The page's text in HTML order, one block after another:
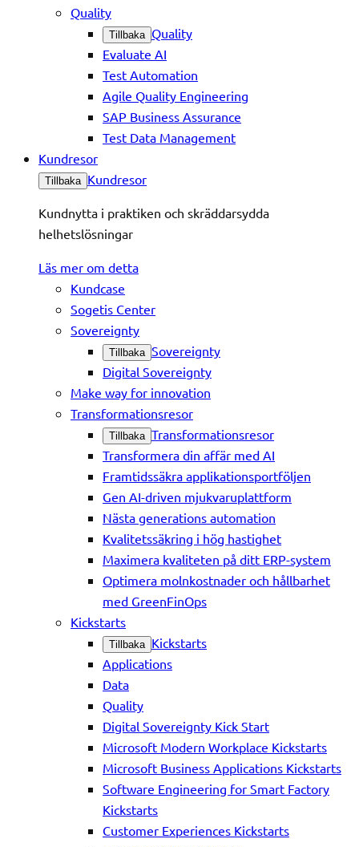
Quality
Tillbaka Quality
Evaluate AI
Test Automation
Agile Quality Engineering
SAP Business Assurance
Test Data Management
Kundresor
Tillbaka Kundresor
Kundnytta i praktiken och skräddarsydda
helhetslösningar
Läs mer om detta
Kundcase
Sogetis Center
Sovereignty
Tillbaka Sovereignty
Digital Sovereignty
Make way for innovation
Transformationsresor
Tillbaka Transformationsresor
Transformera din affär med AI
Framtidssäkra applikationsportföljen
Gen AI-driven mjukvaruplattform
Nästa generations automation
Kvalitetssäkring i hög hastighet
Maximera kvaliteten på ditt ERP-system
Optimera molnkostnader och hållbarhet
med GreenFinOps
Kickstarts
Tillbaka Kickstarts
Applications
Data
Quality
Digital Sovereignty Kick Start
Microsoft Modern Workplace Kickstarts
Microsoft Business Applications Kickstarts
Software Engineering for Smart Factory
Kickstarts
Customer Experiences Kickstarts